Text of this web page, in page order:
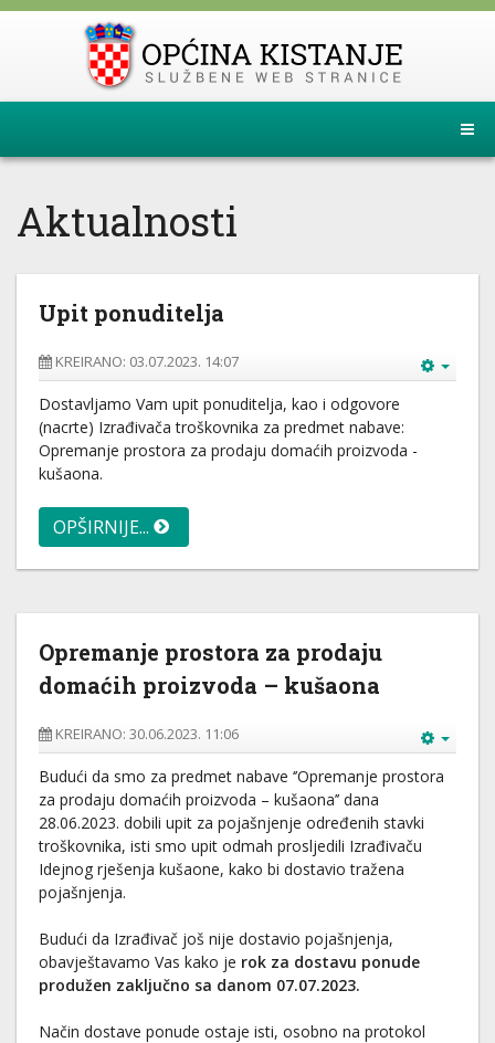
Aktualnosti
Upit ponuditelja
KREIRANO: 03.07.2023. 14:07
Dostavljamo Vam upit ponuditelja, kao i odgovore
(nacrte) Izrađivača troškovnika za predmet nabave:
Opremanje prostora za prodaju domaćih proizvoda -
kušaona.
OPŠIRNIJE...
Opremanje prostora za prodaju
domaćih proizvoda – kušaona
KREIRANO: 30.06.2023. 11:06
Budući da smo za predmet nabave ‘’Opremanje prostora
za prodaju domaćih proizvoda – kušaona’’ dana
28.06.2023. dobili upit za pojašnjenje određenih stavki
troškovnika, isti smo upit odmah prosljedili Izrađivaču
Idejnog rješenja kušaone, kako bi dostavio tražena
pojašnjenja.
Budući da Izrađivač još nije dostavio pojašnjenja,
obavještavamo Vas kako je rok za dostavu ponude
produžen zaključno sa danom 07.07.2023.
Način dostave ponude ostaje isti, osobno na protokol